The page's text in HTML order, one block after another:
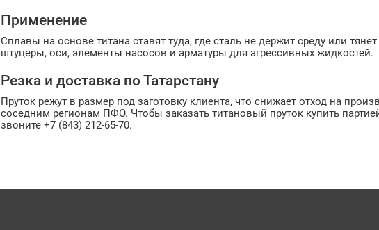
Применение
Сплавы на основе титана ставят туда, где сталь не держит среду или
штуцеры, оси, элементы насосов и арматуры для агрессивных жидкостей.
Резка и доставка по Татарстану
Пруток режут в размер под заготовку клиента, что снижает отход на
соседним регионам ПФО. Чтобы заказать титановый пруток купить
звоните +7 (843) 212-65-70.